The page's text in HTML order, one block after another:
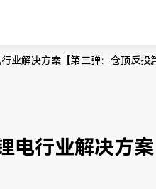
业解决方案【第三弹：仓顶反投
电行业解决方